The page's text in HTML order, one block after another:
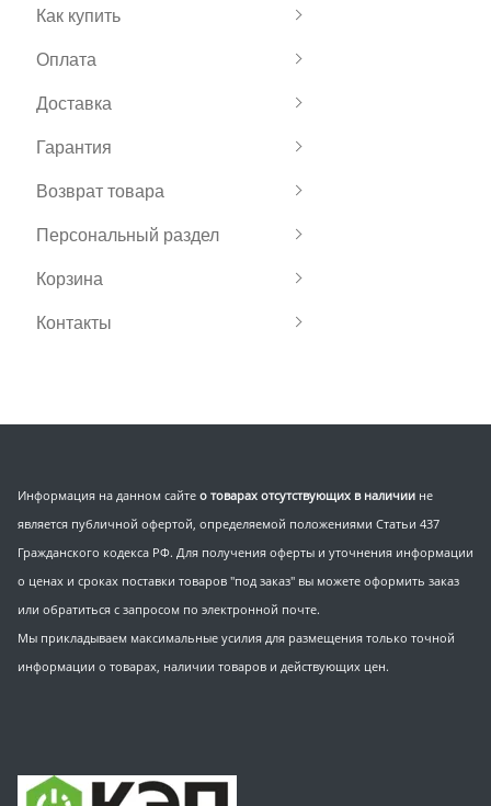
Как купить
Оплата
Доставка
Гарантия
Возврат товара
Персональный раздел
Корзина
Контакты
Информация на данном сайте о товарах отсутствующих в наличии не
является публичной офертой, определяемой положениями Статьи 437
Гражданского кодекса РФ. Для получения оферты и уточнения информации
о ценах и сроках поставки товаров "под заказ" вы можете оформить заказ
или обратиться с запросом по электронной почте.
Мы прикладываем максимальные усилия для размещения только точной
информации о товарах, наличии товаров и действующих цен.